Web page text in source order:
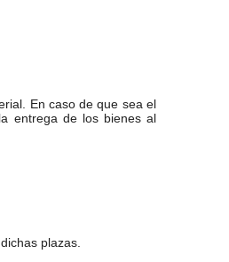
En caso de que sea el
entrega de los bienes al
plazas.